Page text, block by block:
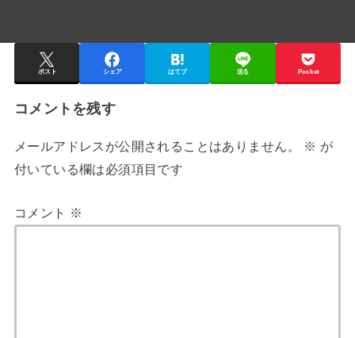
ポスト シェア はてブ 送る Pocket
コメントを残す
メールアドレスが公開されることはありません。 ※ が
付いている欄は必須項目です
コメント ※